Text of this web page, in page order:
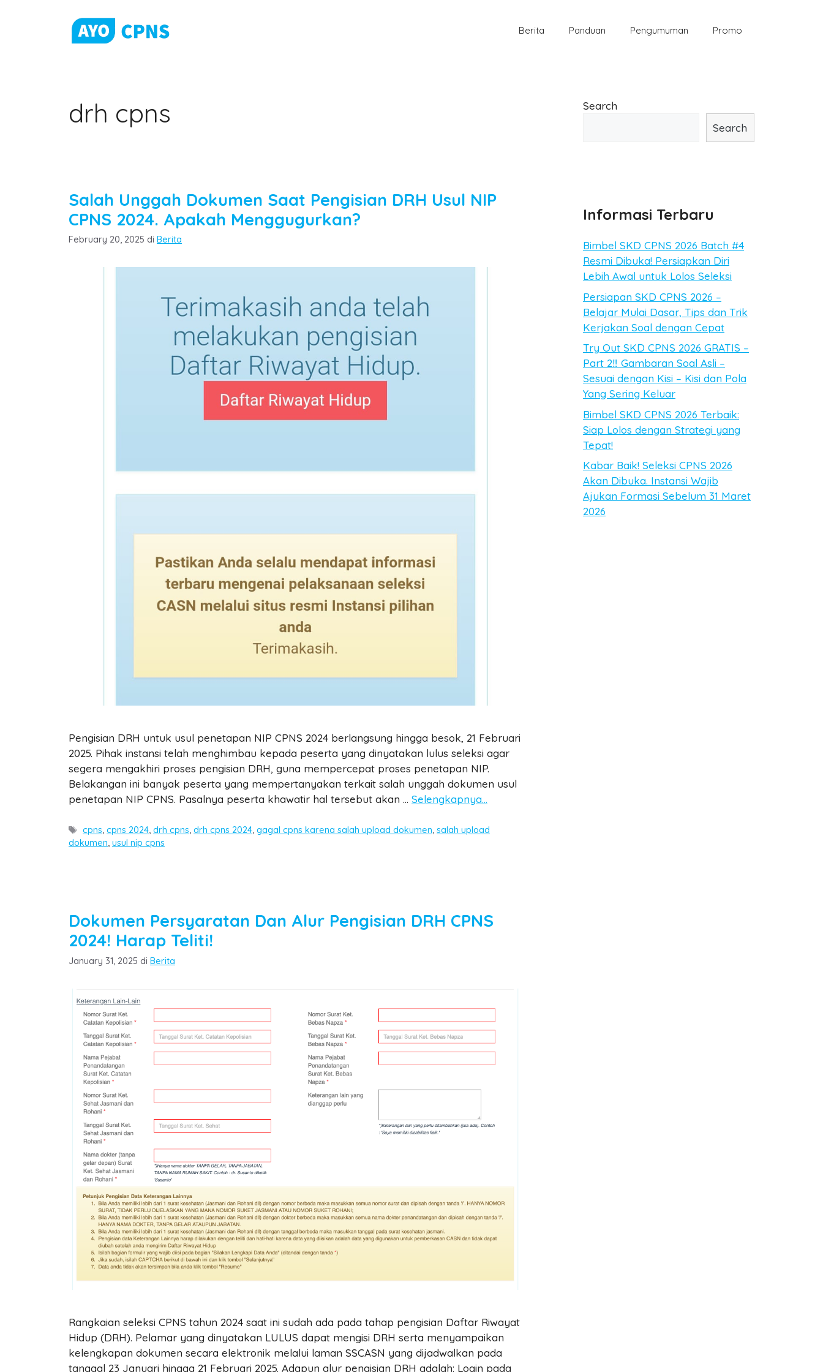
Berita Panduan Pengumuman Promo
drh cpns
Salah Unggah Dokumen Saat Pengisian DRH Usul NIP
CPNS 2024. Apakah Menggugurkan?
February 20, 2025 di Categories
Berita
Pengisian DRH untuk usul penetapan NIP CPNS 2024 berlangsung hingga besok, 21 Februari
2025. Pihak instansi telah menghimbau kepada peserta yang dinyatakan lulus seleksi agar
segera mengakhiri proses pengisian DRH, guna mempercepat proses penetapan NIP.
Belakangan ini banyak peserta yang mempertanyakan terkait salah unggah dokumen usul
penetapan NIP CPNS. Pasalnya peserta khawatir hal tersebut akan … Selengkapnya…
Tags
cpns,cpns 2024,drh cpns,drh cpns 2024,gagal cpns karena salah upload dokumen,salah upload
dokumen, usul nip cpns
Dokumen Persyaratan Dan Alur Pengisian DRH CPNS
2024! Harap Teliti!
January 31, 2025 di Categories
Berita
Rangkaian seleksi CPNS tahun 2024 saat ini sudah ada pada tahap pengisian Daftar Riwayat
Hidup (DRH). Pelamar yang dinyatakan LULUS dapat mengisi DRH serta menyampaikan
kelengkapan dokumen secara elektronik melalui laman SSCASN yang dijadwalkan pada
tanggal 23 Januari hingga 21 Februari 2025. Adapun alur pengisian DRH adalah: Login pada
Search
Search
Informasi Terbaru
Bimbel SKD CPNS 2026 Batch #4
Resmi Dibuka! Persiapkan Diri
Lebih Awal untuk Lolos Seleksi
Persiapan SKD CPNS 2026 –
Belajar Mulai Dasar, Tips dan Trik
Kerjakan Soal dengan Cepat
Try Out SKD CPNS 2026 GRATIS –
Part 2‼️ Gambaran Soal Asli –
Sesuai dengan Kisi – Kisi dan Pola
Yang Sering Keluar
Bimbel SKD CPNS 2026 Terbaik:
Siap Lolos dengan Strategi yang
Tepat!
Kabar Baik! Seleksi CPNS 2026
Akan Dibuka. Instansi Wajib
Ajukan Formasi Sebelum 31 Maret
2026